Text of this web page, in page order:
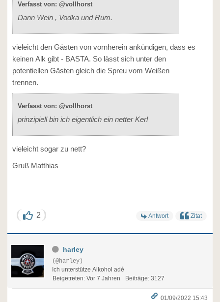
Verfasst von: @vollhorst
Dann Wein , Vodka und Rum.
vieleicht den Gästen von vornherein ankündigen, dass es
keinen Alk gibt - BASTA. So lässt sich unter den
potentiellen Gästen gleich die Spreu vom Weißen
trennen.
Verfasst von: @vollhorst
prinzipiell bin ich eigentlich ein netter Kerl
vieleicht sogar zu nett?
Gruß Matthias
2 Antwort Zitat
harley
(@harley)
Ich unterstütze Alkohol adé
Beigetreten: Vor 7 Jahren
Beiträge: 3127
01/09/2022 15:43